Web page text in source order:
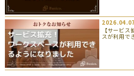
【サービ
スが利用で